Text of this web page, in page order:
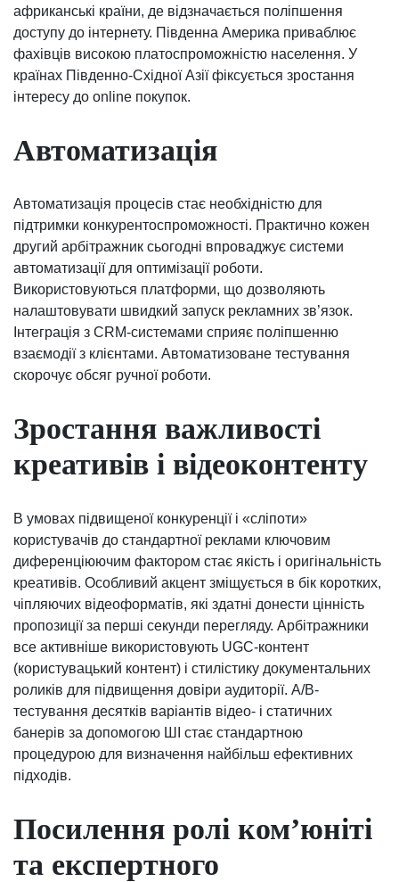
африканські країни, де відзначається поліпшення
доступу до інтернету. Південна Америка приваблює
фахівців високою платоспроможністю населення. У
країнах Південно-Східної Азії фіксується зростання
інтересу до online покупок.
Автоматизація
Автоматизація процесів стає необхідністю для
підтримки конкурентоспроможності. Практично кожен
другий арбітражник сьогодні впроваджує системи
автоматизації для оптимізації роботи.
Використовуються платформи, що дозволяють
налаштовувати швидкий запуск рекламних зв’язок.
Інтеграція з CRM-системами сприяє поліпшенню
взаємодії з клієнтами. Автоматизоване тестування
скорочує обсяг ручної роботи.
Зростання важливості
креативів і відеоконтенту
В умовах підвищеної конкуренції і «сліпоти»
користувачів до стандартної реклами ключовим
диференціюючим фактором стає якість і оригінальність
креативів. Особливий акцент зміщується в бік коротких,
чіпляючих відеоформатів, які здатні донести цінність
пропозиції за перші секунди перегляду. Арбітражники
все активніше використовують UGC-контент
(користувацький контент) і стилістику документальних
роликів для підвищення довіри аудиторії. A/B-
тестування десятків варіантів відео- і статичних
банерів за допомогою ШІ стає стандартною
процедурою для визначення найбільш ефективних
підходів.
Посилення ролі ком’юніті
та експертного